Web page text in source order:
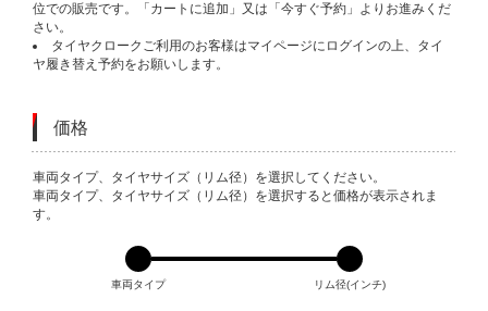
位での販売です。「カートに追加」又は「今すぐ予約」よりお進みくだ
さい。
タイヤクロークご利用のお客様はマイページにログインの上、タイ
ヤ履き替え予約をお願いします。
価格
VARIATIONS
車両タイプ、タイヤサイズ（リム径）を選択してください。
車両タイプ、タイヤサイズ（リム径）を選択すると価格が表示されま
す。
車両タイプ リム径(インチ)